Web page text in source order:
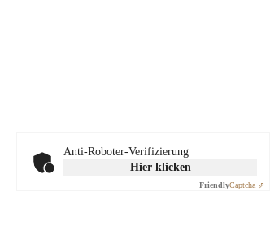
Anti-Roboter-Verifizierung
Hier klicken
FriendlyCaptcha ⇗